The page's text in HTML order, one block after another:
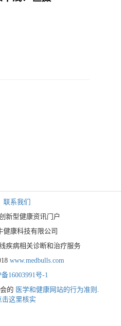
联系我们
新型健康资讯门户
健康科技有限公司
疾病相关诊断和治疗服务
www.medbulls.com
16003991号-1
的 医学和健康网站的行为准则 .
击这里核实